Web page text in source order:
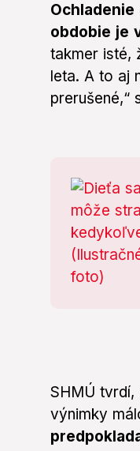
obdobie je
takmer isté,
leta. A to aj
prerušené,“
SHMÚ
výnimky